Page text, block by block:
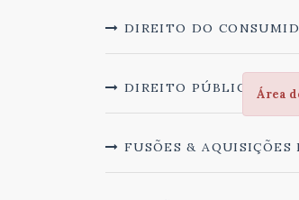
Área
DIREITO DO
DIREITO PÚBLICO E
FUSÕES & AQUISIÇÕES